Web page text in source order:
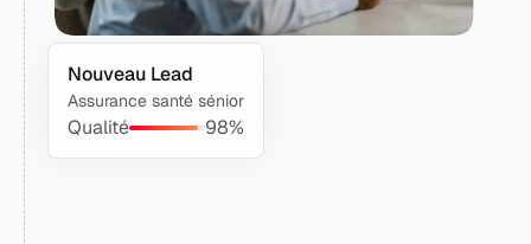
Nouveau Lead
Assurance santé sénior
Qualité 98%
%